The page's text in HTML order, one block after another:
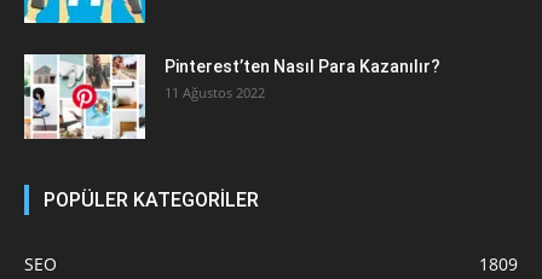
Pinterest’ten Nasıl Para Kazanılır?
11 Ağustos 2022
POPÜLER KATEGORİLER
SEO
1809